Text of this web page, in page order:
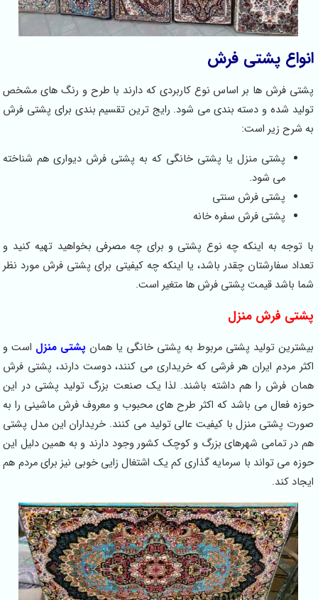
انواع پشتی فرش
پشتی فرش ها بر اساس نوع کاربردی که دارند با طرح و رنگ های مشخص
تولید شده و دسته بندی می شود. رایج ترین تقسیم بندی برای پشتی فرش
به شرح زیر است:
پشتی منزل یا پشتی خانگی که به پشتی فرش دیواری هم شناخته
می شود.
پشتی فرش سنتی
پشتی فرش سفره خانه
با توجه به اینکه چه نوع پشتی و برای چه مصرفی بخواهید تهیه کنید و
تعداد سفارشتان چقدر باشد، یا اینکه چه کیفیتی برای پشتی فرش مورد نظر
شما باشد قیمت پشتی فرش ها متغیر است.
پشتی فرش منزل
بیشترین تولید پشتی مربوط به پشتی خانگی یا همان پشتی منزل است و
اکثر مردم ایران هر فرشی که خریداری می کنند، دوست دارند، پشتی فرش
همان فرش را هم داشته باشند. لذا یک صنعت بزرگ تولید پشتی در این
حوزه فعال می باشد که اکثر طرح های محبوب و معروف فرش ماشینی را به
صورت پشتی منزل با کیفیت عالی تولید می کنند. خریداران این مدل پشتی
هم در تمامی شهرهای بزرگ و کوچک کشور وجود دارند و به همین دلیل این
حوزه می تواند با سرمایه گذاری کم یک اشتغال زایی خوبی نیز برای مردم هم
ایجاد کند.